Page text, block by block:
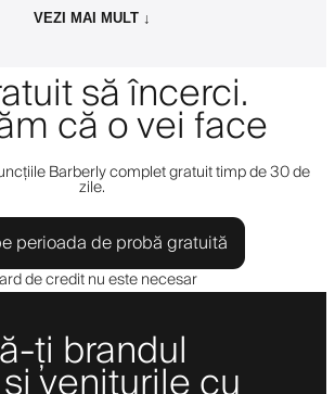
VEZI MAI MULT ↓
să încerci.
că o vei face
Barberly complet gratuit timp de 30 de
zile.
perioada de probă gratuită
de credit nu este necesar
ți brandul